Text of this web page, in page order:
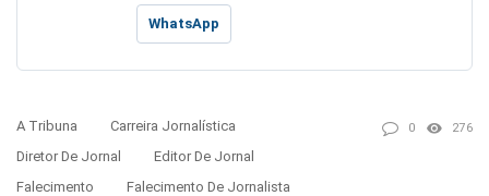
WhatsApp
A Tribuna
Carreira Jornalística
Diretor De Jornal
Editor De Jornal
Falecimento
Falecimento De Jornalista
0 276